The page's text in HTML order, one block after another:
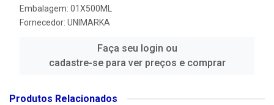
Embalagem: 01X500ML
Fornecedor: UNIMARKA
Faça seu login ou
cadastre-se para ver preços e comprar
Produtos Relacionados